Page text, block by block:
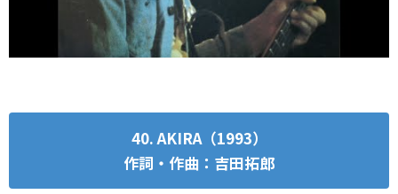
40. AKIRA（1993）
作詞・作曲：吉田拓郎